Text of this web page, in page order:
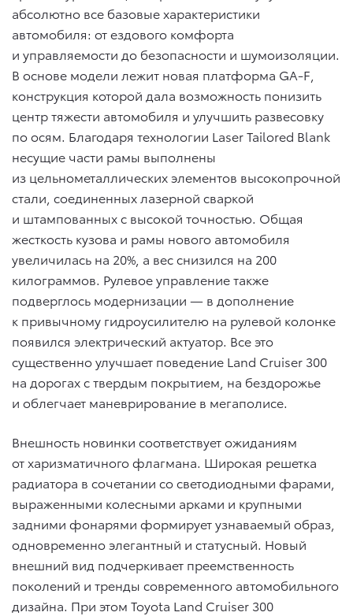
абсолютно все базовые характеристики
автомобиля: от ездового комфорта
и управляемости до безопасности и шумоизоляции.
В основе модели лежит новая платформа GA-F,
конструкция которой дала возможность понизить
центр тяжести автомобиля и улучшить развесовку
по осям. Благодаря технологии Laser Tailored Blank
несущие части рамы выполнены
из цельнометаллических элементов высокопрочной
стали, соединенных лазерной сваркой
и штампованных с высокой точностью. Общая
жесткость кузова и рамы нового автомобиля
увеличилась на 20%, а вес снизился на 200
килограммов. Рулевое управление также
подверглось модернизации — в дополнение
к привычному гидроусилителю на рулевой колонке
появился электрический актуатор. Все это
существенно улучшает поведение Land Cruiser 300
на дорогах с твердым покрытием, на бездорожье
и облегчает маневрирование в мегаполисе.
Внешность новинки соответствует ожиданиям
от харизматичного флагмана. Широкая решетка
радиатора в сочетании со светодиодными фарами,
выраженными колесными арками и крупными
задними фонарями формирует узнаваемый образ,
одновременно элегантный и статусный. Новый
внешний вид подчеркивает преемственность
поколений и тренды современного автомобильного
дизайна. При этом Toyota Land Cruiser 300